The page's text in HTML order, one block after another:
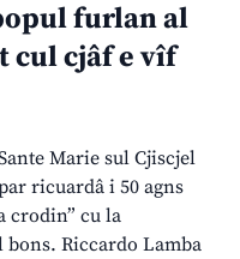
furlan al
cul cjâf e vîf
Marie sul Cjiscjel
ricuardâ i 50 agns
crodin” cu la
Riccardo Lamba